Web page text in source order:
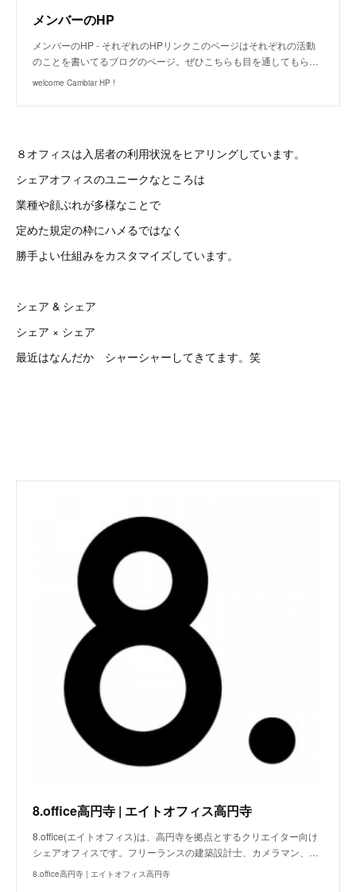
メンバーのHP
メンバーのHP - それぞれのHPリンクこのページはそれぞれの活動
のことを書いてるブログのページ。ぜひこちらも目を通してもら…
welcome Cambiar HP !
８オフィスは入居者の利用状況をヒアリングしています。
シェアオフィスのユニークなところは
業種や顔ぶれが多様なことで
定めた規定の枠にハメるではなく
勝手よい仕組みをカスタマイズしています。
シェア & シェア
シェア × シェア
最近はなんだか シャーシャーしてきてます。笑
8.office高円寺 | エイトオフィス高円寺
8.office(エイトオフィス)は、高円寺を拠点とするクリエイター向け
シェアオフィスです。フリーランスの建築設計士、カメラマン、…
8.office高円寺 | エイトオフィス高円寺